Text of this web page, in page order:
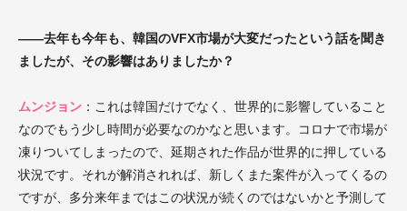
――去年も今年も、韓国のVFX市場が大変だったという話を聞き
ましたが、その影響はありましたか？
ムンジョン ：これは韓国だけでなく、世界的に影響していること
なのでもう少し時間が必要なのかなと思います。コロナで市場が
凍りついてしまったので、延期された作品が世界的に押している
状況です。それが解消されれば、新しくまた案件が入ってくるの
ですが、多分来年まではこの状況が続くのではないかと予測して